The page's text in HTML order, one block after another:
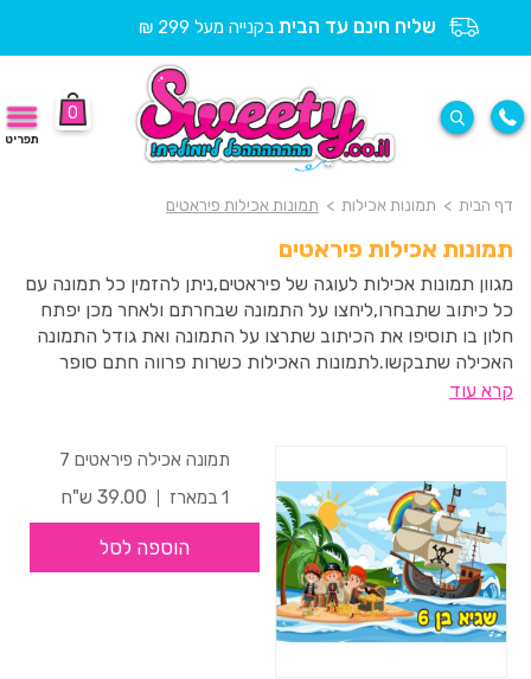
שליח חינם עד הבית בקנייה מעל 299 ₪
0
תפריט
דף הבית > תמונות אכילות > תמונות אכילות פיראטים
תמונות אכילות פיראטים
מגוון תמונות אכילות לעוגה של פיראטים,ניתן להזמין כל תמונה עם
כל כיתוב שתבחרו,ליחצו על התמונה שבחרתם ולאחר מכן יפתח
חלון בו תוסיפו את הכיתוב שתרצו על התמונה ואת גודל התמונה
האכילה שתבקשו.לתמונות האכילות כשרות פרווה חתם סופר
העדה החרדית ואינן מכילות גלוטן.
קרא עוד
תמונה אכילה פיראטים 7
1 במארז
39.00 ש"ח
הוספה לסל